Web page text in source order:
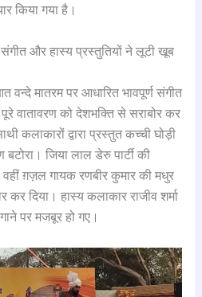
किया गया है।
और हास्य प्रस्तुतियों ने लूटी खूब
वन्दे मातरम पर आधारित भावपूर्ण संगीत
वातावरण को देशभक्ति से सराबोर कर
कलाकारों द्वारा प्रस्तुत कच्ची घोड़ी
जिया लाल डेरु पार्टी की
वहीं ग़ज़ल गायक रणबीर कुमार की मधुर
दिया। हास्य कलाकार राजीव शर्मा
पर मजबूर हो गए।